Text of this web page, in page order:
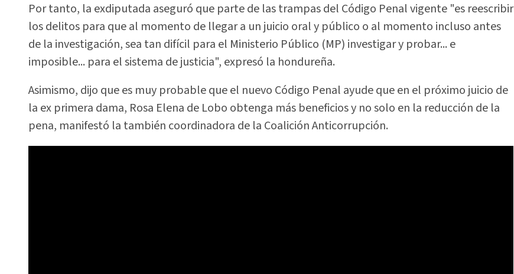
Por tanto, la exdiputada aseguró que parte de las trampas del Código Penal vigente "es reescribir
los delitos para que al momento de llegar a un juicio oral y público o al momento incluso antes
de la investigación, sea tan difícil para el Ministerio Público (MP) investigar y probar... e
imposible... para el sistema de justicia", expresó la hondureña.
Asimismo, dijo que es muy probable que el nuevo Código Penal ayude que en el próximo juicio de
la ex primera dama, Rosa Elena de Lobo obtenga más beneficios y no solo en la reducción de la
pena, manifestó la también coordinadora de la Coalición Anticorrupción.